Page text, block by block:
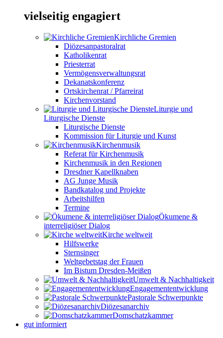
vielseitig engagiert
Kirchliche Gremien
Diözesanpastoralrat
Katholikenrat
Priesterrat
Vermögensverwaltungsrat
Dekanatskonferenz
Ortskirchenrat / Pfarreirat
Kirchenvorstand
Liturgie und
Liturgische Dienste
Liturgische Dienste
Kommission für Liturgie und Kunst
Kirchenmusik
Referat für Kirchenmusik
Kirchenmusik in den Regionen
Dresdner Kapellknaben
AG Junge Musik
Bandkatalog und Projekte
Arbeitshilfen
Termine
Ökumene &
interreligiöser Dialog
Kirche weltweit
Hilfswerke
Sternsinger
Weltgebetstag der Frauen
Im Bistum Dresden-Meißen
Umwelt & Nachhaltigkeit
Engagemententwicklung
Pastorale Schwerpunkte
Diözesanarchiv
Domschatzkammer
gut informiert